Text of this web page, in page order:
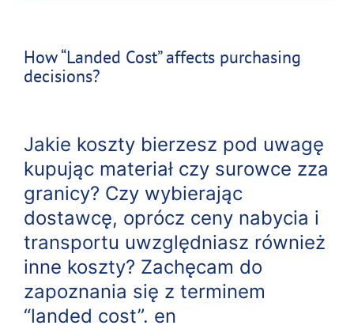
How “Landed Cost” affects purchasing
decisions?
Jakie koszty bierzesz pod uwagę
kupując materiał czy surowce zza
granicy? Czy wybierając
dostawcę, oprócz ceny nabycia i
transportu uwzględniasz również
inne koszty? Zachęcam do
zapoznania się z terminem
“landed cost”. en